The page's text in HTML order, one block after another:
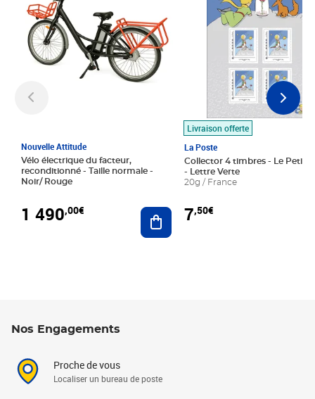
Nouvelle Attitude
Vélo électrique du facteur,
reconditionné - Taille normale -
Noir/ Rouge
1 490,00€ Ajouter au panier
Livraison offerte
La Poste
Collector 4 timbres - Le Petit
- Lettre Verte
20g / France
7,50€
Nos Engagements
Proche de vous
Localiser un bureau de poste